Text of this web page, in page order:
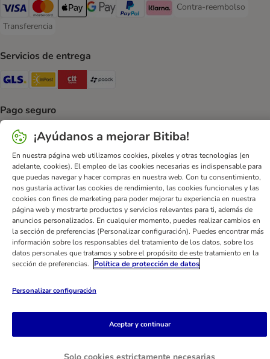
Visa Payment Method
Mastercard Payment Method
Apple Pay Payment Method
Google Pay Payment Method
PayPal Payment Method
Klarna Payment Method
Contra-reembolso
Contra-reembolso
Transferencia
Transferencia Payment Method
Servicios de entrega
GLS Shipping Method
InPost Shipping Method
CTTExpress Shipping Method
Pago seguro
Security Security
Ayuda Contacto Impreso DSA
Protección de datos
Condiciones comerciales generales
Declaración de accesibilidad
Newsletter
Gastos de envío y plazos de entrega
Formas de pago
Formulario de desistimiento
Gestión de residuos
bitiba GmbH2026
¡Ayúdanos a mejorar Bitiba!
En nuestra página web utilizamos cookies, píxeles y otras tecnologías (en
adelante, cookies). El empleo de las cookies necesarias es indispensable para
que puedas navegar y hacer compras en nuestra web. Con tu consentimiento,
nos gustaría activar las cookies de rendimiento, las cookies funcionales y las
cookies con fines de marketing para poder mejorar tu experiencia en nuestra
página web y mostrarte productos y servicios relevantes para ti, además de
anuncios personalizados. En cualquier momento, puedes realizar cambios en
la sección de preferencias (Personalizar configuración). Puedes encontrar más
información sobre los responsables del tratamiento de los datos, sobre los
datos personales que tratamos y sobre el propósito de este tratamiento en la
sección de preferencias.
Política de protección de datos
Personalizar configuración
Solo cookies estrictamente necesarias
Aceptar y continuar